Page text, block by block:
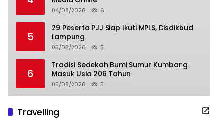
04/08/2026 6
5
29 Peserta PJJ Siap Ikuti MPLS, Disdikbud
Lampung
05/08/2026 5
6
Tradisi Sedekah Bumi Sumur Kumbang
Masuk Usia 206 Tahun
05/08/2026 5
Travelling